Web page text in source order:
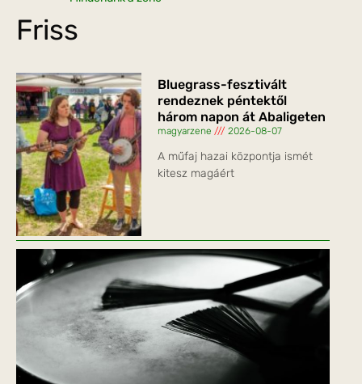
Friss
Bluegrass-fesztivált
rendeznek péntektől
három napon át Abaligeten
magyarzene 2026-08-07
A műfaj hazai központja ismét
kitesz magáért